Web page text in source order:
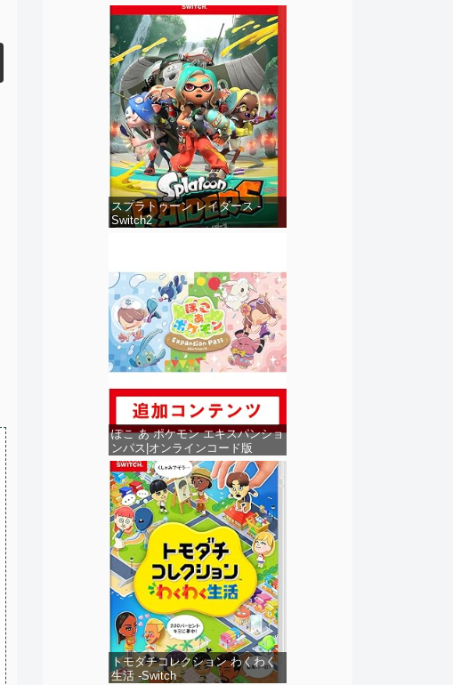
スプラトゥーン レイダース -
Switch2
ぽこ あ ポケモン エキスパンショ
ンパス|オンラインコード版
トモダチコレクション わくわく
生活 -Switch